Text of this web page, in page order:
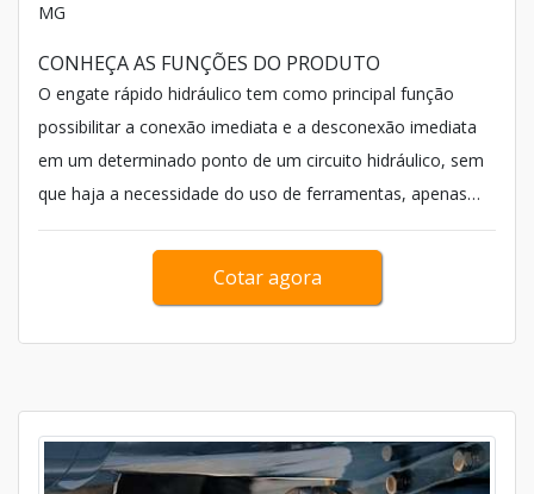
MG
CONHEÇA AS FUNÇÕES DO PRODUTO
O engate rápido hidráulico tem como principal função
possibilitar a conexão imediata e a desconexão imediata
em um determinado ponto de um circuito hidráulico, sem
que haja a necessidade do uso de ferramentas, apenas
com o uso das mãos (opera&cc...
Cotar agora